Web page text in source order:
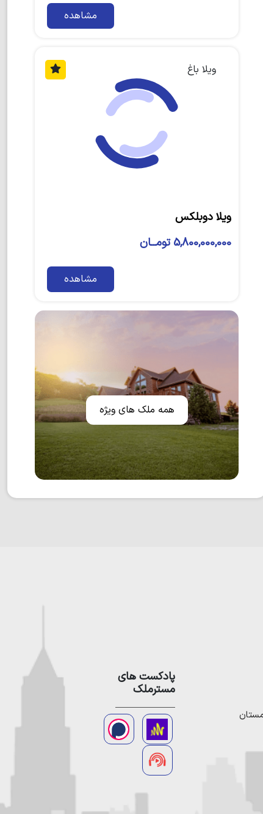
مشاهده
ویلا باغ
ویلا دوبلکس
5,800,000,000 تومــان
مشاهده
همه ملک های ویژه
پادکست های
مسترملک